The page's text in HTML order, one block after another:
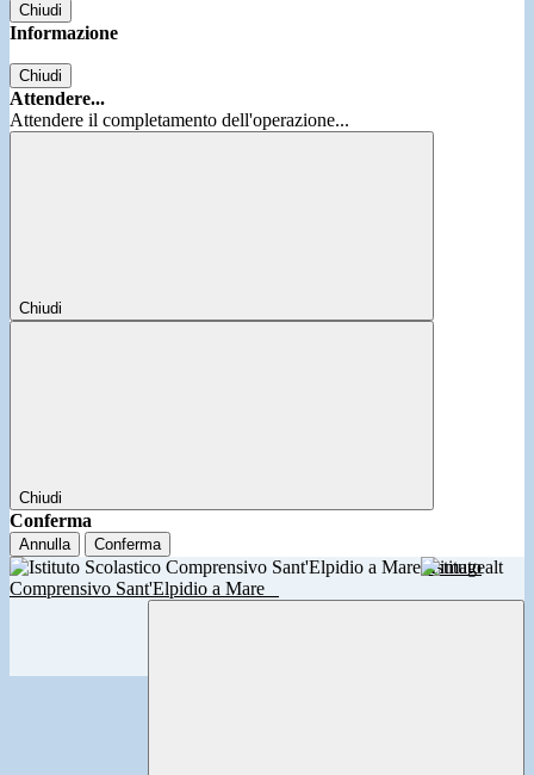
Chiudi
Informazione
Chiudi
Attendere...
Attendere il completamento dell'operazione...
Chiudi
Chiudi
Conferma
Annulla Conferma
Istituto
Comprensivo Sant'Elpidio a Mare